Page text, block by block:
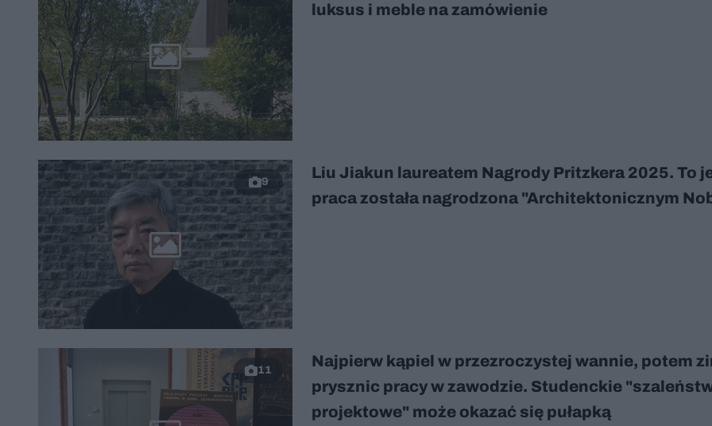
luksus i meble na zamówienie
9
Liu Jiakun laureatem Nagrody Pritzkera 2025. To
praca została nagrodzona "Architektonicznym
11
Najpierw kąpiel w przezroczystej wannie, potem
prysznic pracy w zawodzie. Studenckie
projektowe" może okazać się pułapką